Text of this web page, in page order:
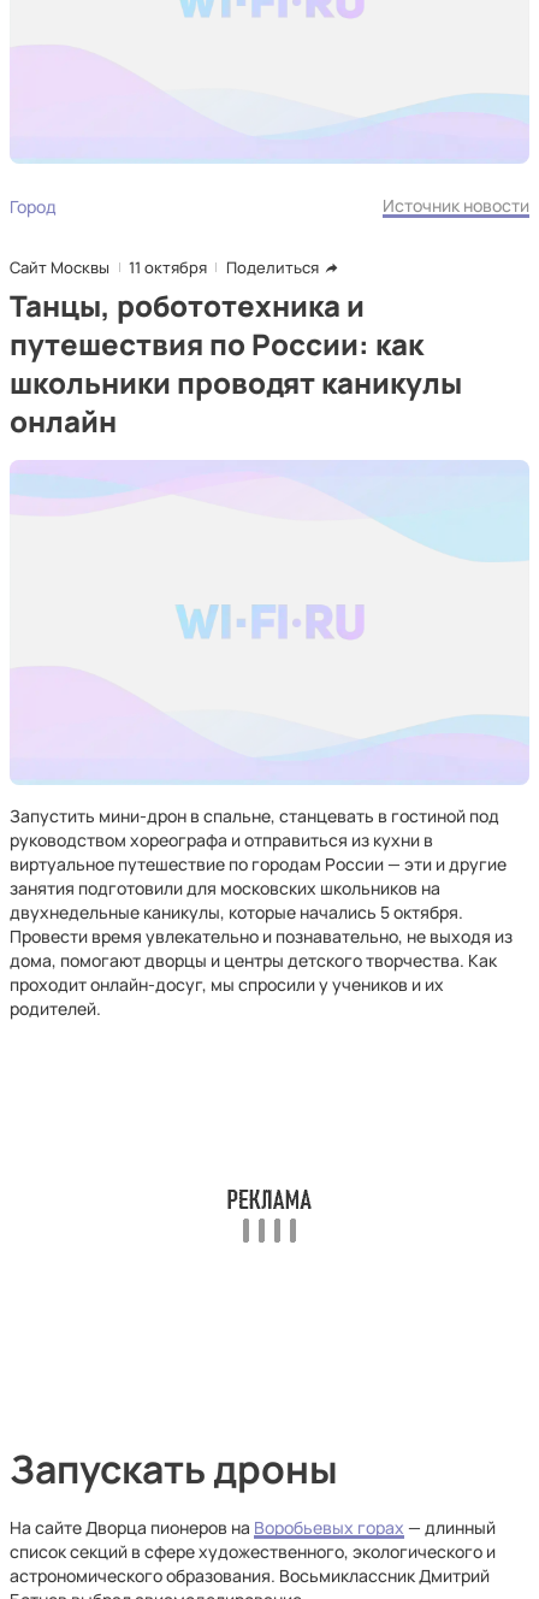
Город Источник новости
Сайт Москвы 11 октября Поделиться
Танцы, робототехника и
путешествия по России: как
школьники проводят каникулы
онлайн
Запустить мини-дрон в спальне, станцевать в гостиной под
руководством хореографа и отправиться из кухни в
виртуальное путешествие по городам России — эти и другие
занятия подготовили для московских школьников на
двухнедельные каникулы, которые начались 5 октября.
Провести время увлекательно и познавательно, не выходя из
дома, помогают дворцы и центры детского творчества. Как
проходит онлайн-досуг, мы спросили у учеников и их
родителей.
Запускать дроны
На сайте Дворца пионеров на Воробьевых горах — длинный
список секций в сфере художественного, экологического и
астрономического образования. Восьмиклассник Дмитрий